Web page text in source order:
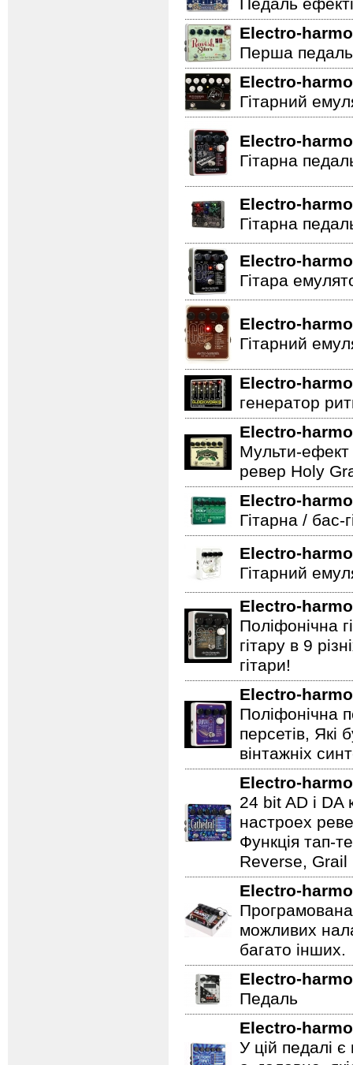
Педаль
Electro-
Перша
Electro-
Гітарний
Electro-
Гітарна
Electro-
Гітарна
Electro-
Гітара
Electro-
Гітарний
Electro-
генератор
Electro-
Мульти-ефект
ревер Holy
Electro-
Гітарна / бас-
Electro-
Гітарний
Electro-
Поліфонічна
гітару в 9
гітари!
Electro-
Поліфонічна
персетів, Які
вінтажніх
Electro-
24 bit AD і
настроех
Функція тап-
Reverse, Grail
Electro-
можливих
багато інших.
Electro-
Педаль
Electro-
У цій педалі